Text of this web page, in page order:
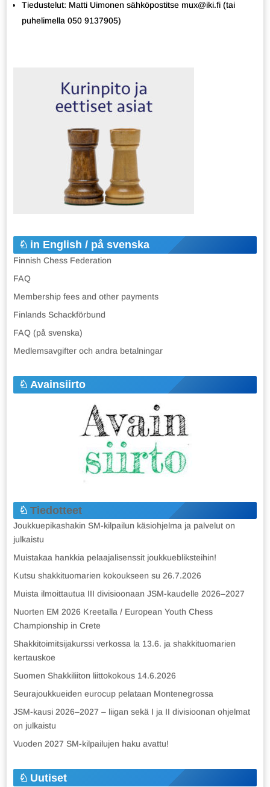
Tiedustelut: Matti Uimonen sähköpostitse mux@iki.fi (tai
puhelimella 050 9137905)
in English / på svenska
Finnish Chess Federation
FAQ
Membership fees and other payments
Finlands Schackförbund
FAQ (på svenska)
Medlemsavgifter och andra betalningar
Avainsiirto
Tiedotteet
Joukkuepikashakin SM-kilpailun käsiohjelma ja palvelut on
julkaistu
Muistakaa hankkia pelaajalisenssit joukkuebliksteihin!
Kutsu shakkituomarien kokoukseen su 26.7.2026
Muista ilmoittautua III divisioonaan JSM-kaudelle 2026–2027
Nuorten EM 2026 Kreetalla / European Youth Chess
Championship in Crete
Shakkitoimitsijakurssi verkossa la 13.6. ja shakkituomarien
kertauskoe
Suomen Shakkiliiton liittokokous 14.6.2026
Seurajoukkueiden eurocup pelataan Montenegrossa
JSM-kausi 2026–2027 – liigan sekä I ja II divisioonan ohjelmat
on julkaistu
Vuoden 2027 SM-kilpailujen haku avattu!
Uutiset